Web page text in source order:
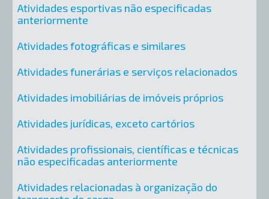
Atividades esportivas não especificadas
anteriormente
Atividades fotográficas e similares
Atividades funerárias e serviços relacionados
Atividades imobiliárias de imóveis próprios
Atividades jurídicas, exceto cartórios
Atividades profissionais, científicas e técnicas
não especificadas anteriormente
Atividades relacionadas à organização do